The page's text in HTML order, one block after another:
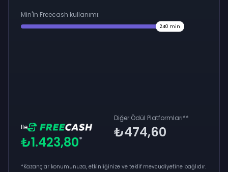
Min'in Freecash kullanımı:
240 min
Ile
₺1.423,80*
Diğer Ödül Platformları**
₺474,60
*Kazançlar konumunuza, etkinliğinize ve teklif mevcudiyetine bağlıdır.